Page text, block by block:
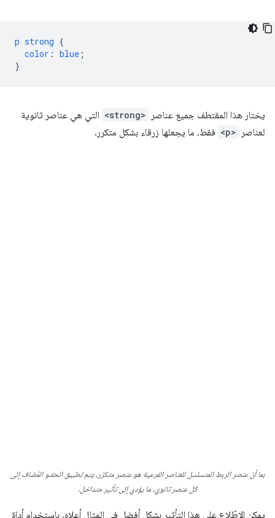
p strong {
color : blue ;
}
يختار هذا المقتطف جميع عناصر <strong> التي هي عناصر ثانوية
لعناصر
<p> فقط، ما يجعلها زرقاء بشكل متكرر.
بما أنّ عنصر الربط المتسلسل للعناصر الفرعية هو عنصر متكرّر، يتم تطبيق الحشو المُضاف إلى
كل عنصر ثانوي، ما يؤدي إلى تأثير متداخل.
يمكن الاطّلاع على هذا التأثير بشكل أفضل في المثال أعلاه، باستخدام أداة